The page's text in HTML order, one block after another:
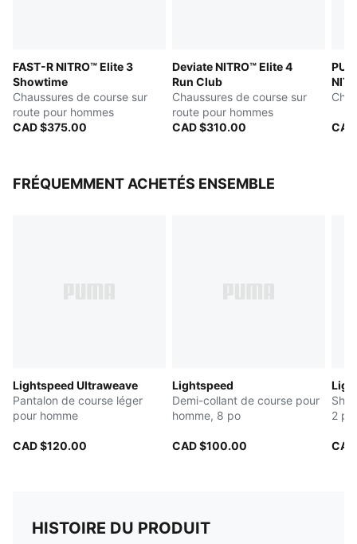
pour une bonne traction sur toutes les surfaces
DÉTAILS
Largeur : Normal
Type de bout : Rond
Type de talon : Plat
FAST-R NITRO™ Elite 3
Showtime
Chaussures de course sur
route pour hommes
CAD $375.00
Deviate NITRO™ Elite 4
Run Club
Chaussures de course sur
route pour hommes
CAD $310.00
FRÉQUEMMENT ACHETÉS ENSEMBLE
Lightspeed Ultraweave
Pantalon de course léger
pour homme
CAD $120.00
Lightspeed
Demi-collant de course pour
homme, 8 po
CAD $100.00
2
HISTOIRE DU PRODUIT